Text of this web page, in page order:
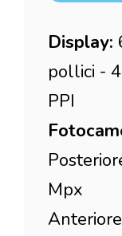
Display:
pollici -
PPI
Mpx